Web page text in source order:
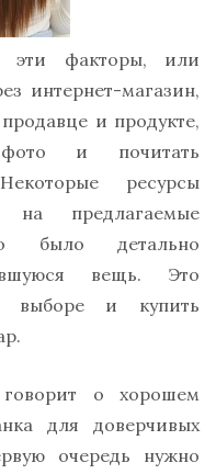
эти факторы, или
интернет-магазин,
и продукте,
фото и почитать
ресурсы
на предлагаемые
было детально
вещь. Это
выборе и купить
о хорошем
для доверчивых
очередь нужно